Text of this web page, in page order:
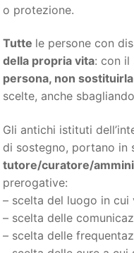
o protezione.
Tutte le persone con
della propria vita: con il
persona, non sostituirla
scelte, anche
Gli antichi istituti
di sostegno, portano in
tutore/curatore/
prerogative:
– scelta del luogo in cui
– scelta delle
– scelta delle